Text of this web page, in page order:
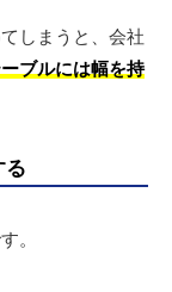
しまうと、会社
ブルには幅を持
る
。